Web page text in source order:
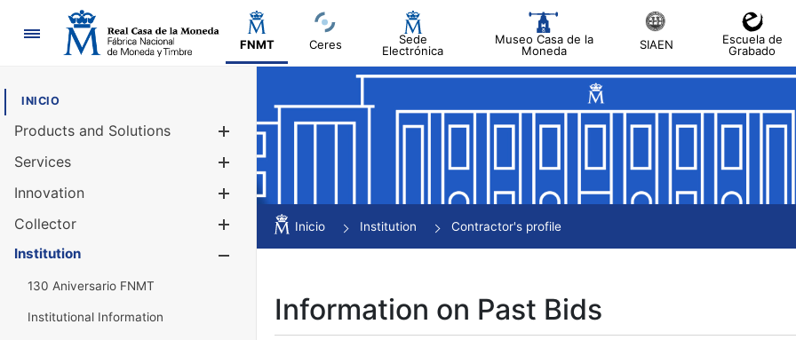
Navigation
FNMT Ceres
Sede
Electrónica
Museo Casa de la
Moneda
SIAEN
Escuela de
Grabado
INICIO
Products and Solutions
Services
Innovation
Collector
Show/Hide
Institution
130 Aniversario FNMT
Institutional Information
Inicio Institution Contractor's profile
Information on Past Bids